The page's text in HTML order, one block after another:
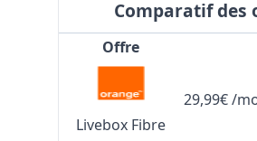
Comparatif des
Offre
Livebox Fibre
29,99€ /